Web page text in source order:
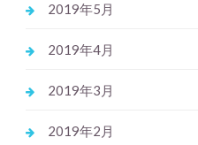
2019年5月
2019年4月
2019年3月
2019年2月